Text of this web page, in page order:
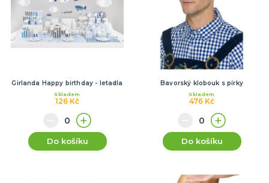
Girlanda Happy birthday - letadla
126 Kč
Skladem
Do košíku
Bavorský klobouk s pírky
476 Kč
Skladem
Do košíku